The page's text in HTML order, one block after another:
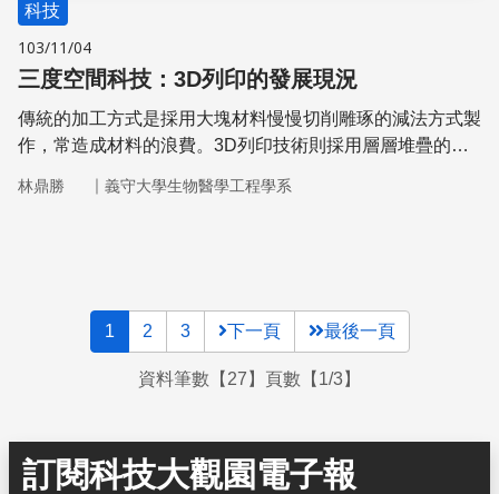
科技
103/11/04
三度空間科技：3D列印的發展現況
傳統的加工方式是採用大塊材料慢慢切削雕琢的減法方式製
作，常造成材料的浪費。3D列印技術則採用層層堆疊的加
林鼎勝 ｜ 義守大學生物醫學工程學系
1 2 3 下一頁 最後一頁
資料筆數【27】頁數【1/3】
訂閱科技大觀園電子報